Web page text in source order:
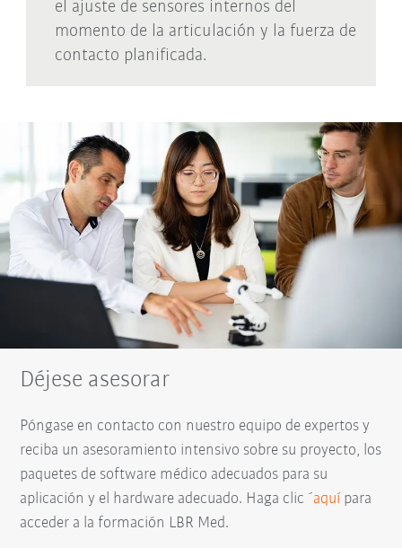
el ajuste de sensores internos del
momento de la articulación y la fuerza de
contacto planificada.
Déjese asesorar
Póngase en contacto con nuestro equipo de expertos y
reciba un asesoramiento intensivo sobre su proyecto, los
paquetes de software médico adecuados para su
aplicación y el hardware adecuado. Haga clic ´aquí para
acceder a la formación LBR Med.